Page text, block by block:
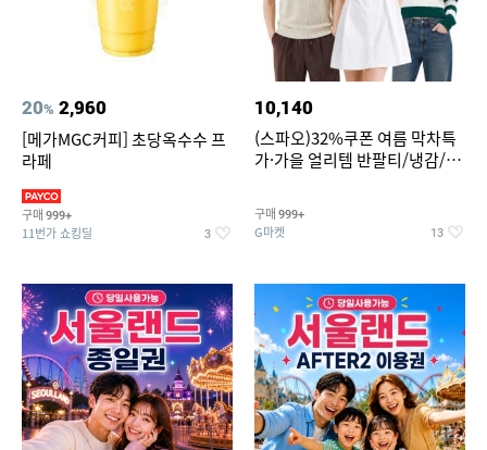
20% 2,960
[메가MGC커피] 초당옥수수 프
라페
구매 999+
11번가 쇼킹딜 3
10,140
(스파오)32%쿠폰 여름 막차특
가·가을 얼리템 반팔티/냉감/반
건 외 ~74%OFF
구매 999+
G마켓 13